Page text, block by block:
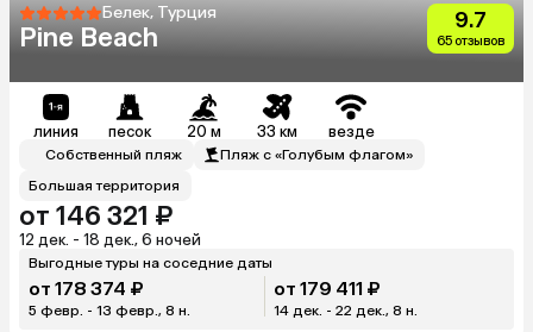
Белек, Турция
Pine Beach
9.7
65 отзывов
линия песок 20 м 33 км везде
Собственный пляж
Пляж с «Голубым флагом»
Большая территория
от 146 321 ₽
12 дек. - 18 дек., 6 ночей
Выгодные туры на соседние даты
от 178 374 ₽
5 февр. - 13 февр., 8 н.
от 179 411 ₽
14 дек. - 22 дек., 8 н.